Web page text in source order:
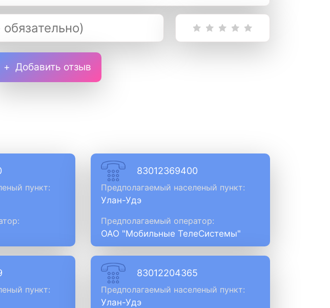
Добавить отзыв
пункт:
83012369400
Предполагаемый населеный пункт:
Улан-Удэ
Предполагаемый оператор:
ОАО "Мобильные ТелеСистемы"
пункт:
83012204365
Предполагаемый населеный пункт:
Улан-Удэ